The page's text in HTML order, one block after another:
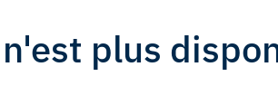
plus